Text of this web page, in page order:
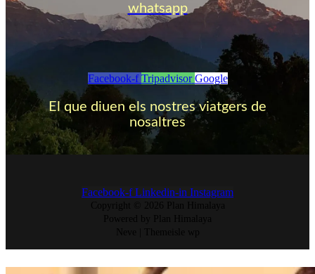
whatsapp
Facebook-f Tripadvisor Google
El que diuen els nostres viatgers de
nosaltres
Facebook-f Linkedin-in Instagram